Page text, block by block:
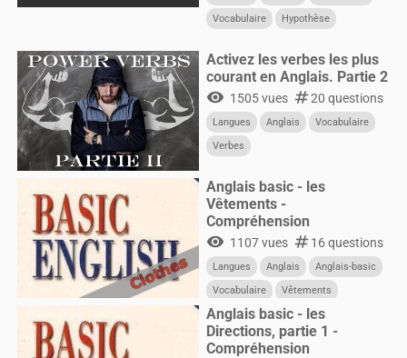
Vocabulaire
Hypothèse
Activez les verbes les plus
courant en Anglais. Partie 2
visibility 1505 vues numbers20 questions
Langues Anglais
Vocabulaire
Verbes
Anglais basic - les
Vêtements -
Compréhension
visibility 1107 vues numbers16 questions
Langues Anglais
Anglais-basic
Vocabulaire
Vêtements
Anglais basic - les
Directions, partie 1 -
Compréhension